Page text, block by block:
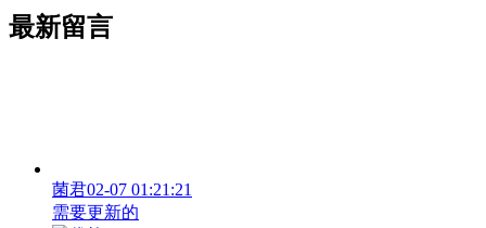
最新留言
菌君02-07 01:21:21
需要更新的